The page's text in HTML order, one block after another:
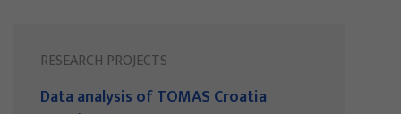
RESEARCH PROJECTS
Data analysis of TOMAS Croatia